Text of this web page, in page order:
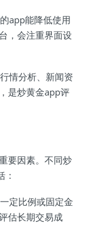
app能降低使用
，会注重界面设
情分析、新闻资
是炒黄金app评
要因素。不同炒
定比例或固定金
估长期交易成